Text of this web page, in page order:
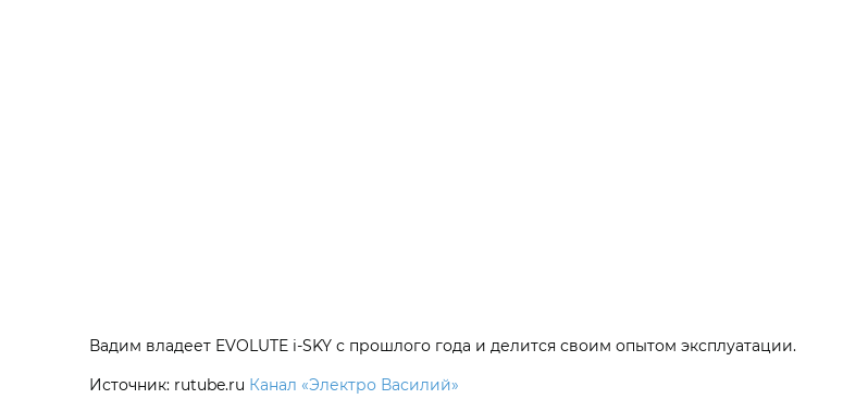
Вадим владеет EVOLUTE i‑SKY с прошлого года и делится своим опытом эксплуатации.
Источник: rutube.ru Канал «Электро Василий»